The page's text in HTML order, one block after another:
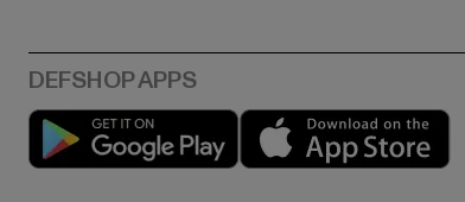
Play market